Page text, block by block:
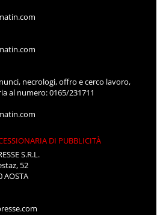
necrologi, offro e cerco lavoro,
al numero: 0165/231711
DI PUBBLICITÀ
S.R.L.
52
AOSTA